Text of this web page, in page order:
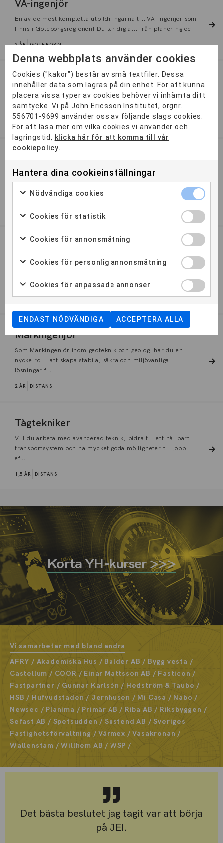
VA-ingenjör
En av de mest kompletta utbildningarna till VA-ingenjör som
finns i Göteborgsregionen! Du lär dig allt från planering oc...
2 ÅR GÖTEBORG
Digital transformationsledare
För dig som vill ha en nyckelroll och vara längst fram i den
tekniska utvecklingen av samhället, fastigheter och städer....
1,5 ÅR DISTANS
En bred utbildning som bland annat ger dig kunskaper om
energieffektivisering...
Järnvägsingenjör
Järnvägsbranschen skriker efter fler medarbetare. Det
byggs många nya stambanor och de gamla ska underhållas.
Det är där...
2 ÅR DISTANS
Markingenjör
Som Markingenjör inom geoteknik och geologi har du en
nyckelroll i att skapa stabila, säkra och miljövänliga
lösningar f...
2 ÅR DISTANS
Tågtekniker
Vill du arbeta med avancerad teknik, bidra till ett hållbart
transportsystem och ha mycket goda möjligheter till jobb
ef...
1,5 ÅR DISTANS
Korta YH-kurser >>>
Vi samarbetar med bland andra
AFRY / Akademiska Hus / Balder AB / Bygg vesta /
Castellum / COOR / Einar Mattsson AB / Fasticon /
Fastpartner / Gunnar Karlsén / Hedström & Taube /
HSB / Hufvudstaden / Jernhusen / Mi Casa / Nabo /
Newsec / Planima / Primär AB / Riba AB / Riksbyggen /
Sefast AB / Spetsudden / Sustend AB / Sveriges
Fastighetsförvaltning / Värmex / Vasakronan /
Wallenstam / Willhem AB / WSP /
Det bästa beslutet jag tagit var att börja
på JEI.
Denna webbplats använder cookies
Cookies ("kakor") består av små textfiler. Dessa
innehåller data som lagras på din enhet. För att kunna
placera vissa typer av cookies behöver vi inhämta ditt
samtycke. Vi på John Ericsson Institutet, orgnr.
556701-9699 använder oss av följande slags cookies.
För att läsa mer om vilka cookies vi använder och
lagringstid, klicka här för att komma till vår
cookiepolicy.
Hantera dina cookieinställningar
Nödvändiga cookies
Cookies för statistik
Cookies för annonsmätning
Cookies för personlig annonsmätning
Cookies för anpassade annonser
ENDAST NÖDVÄNDIGA ACCEPTERA ALLA